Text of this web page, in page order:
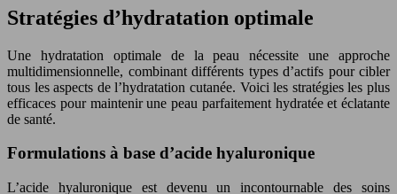
Stratégies d’hydratation optimale
Une hydratation optimale de la peau nécessite une approche
multidimensionnelle, combinant différents types d’actifs pour cibler
tous les aspects de l’hydratation cutanée. Voici les stratégies les plus
efficaces pour maintenir une peau parfaitement hydratée et éclatante
de santé.
Formulations à base d’acide hyaluronique
L’acide hyaluronique est devenu un incontournable des soins